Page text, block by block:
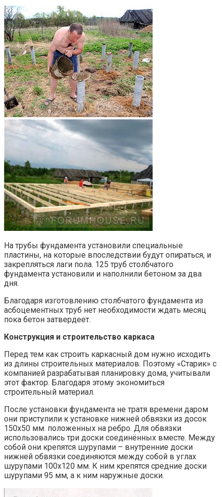
На трубы фундамента установили специальные
пластины, на которые впоследствии будут опираться, и
закрепляться лаги пола. 125 труб столбчатого
фундамента установили и наполнили бетоном за два
дня.
Благодаря изготовлению столбчатого фундамента из
асбоцементных труб нет необходимости ждать месяц
пока бетон затвердеет.
Конструкция и строительство каркаса
Перед тем как строить каркасный дом нужно исходить
из длины строительных материалов. Поэтому «Старик» с
компанией разрабатывая планировку дома, учитывали
этот фактор. Благодаря этому экономиться
строительный материал.
После установки фундамента не тратя времени даром
они приступили к установке нижней обвязки из досок
150х50 мм. положенных на ребро. Для обвязки
использовались три доски соединённых вместе. Между
собой они крепятся шурупами – внутренние доски
нижней обвязки соединяются между собой в углах
шурупами 100х120 мм. К ним крепятся средние доски
шурупами 95 мм, а к ним наружные доски.